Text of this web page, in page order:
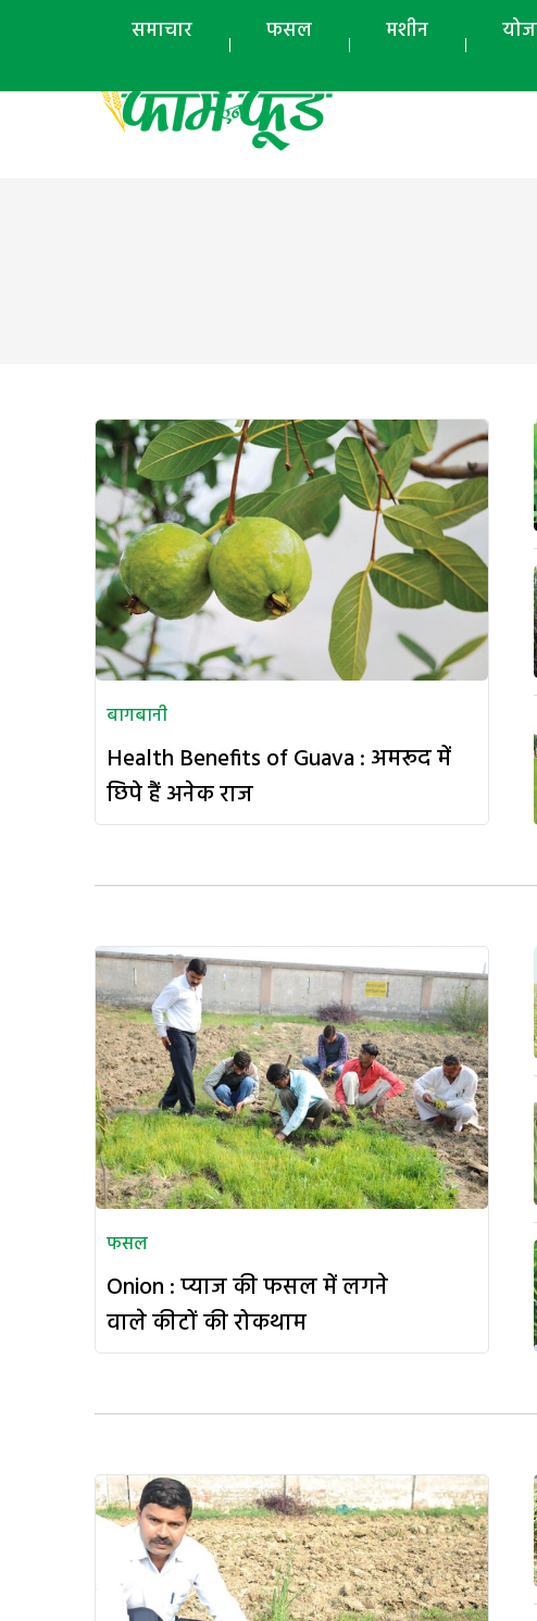
समाचार फसल मशीन
बागबानी
Health Benefits of Guava : अमरूद में
छिपे हैं अनेक राज
फसल
Onion : प्याज की फसल में लगने
वाले कीटों की रोकथाम